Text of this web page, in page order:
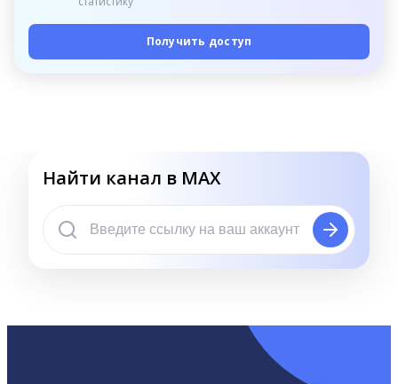
Получить доступ
Найти канал в MAX